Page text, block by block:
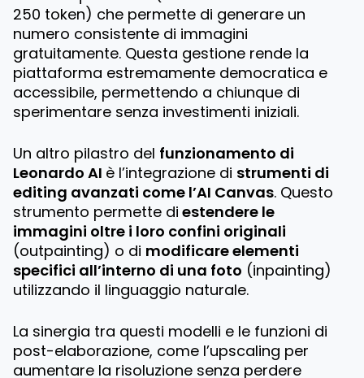
250 token) che permette di generare un
numero consistente di immagini
gratuitamente. Questa gestione rende la
piattaforma estremamente democratica e
accessibile, permettendo a chiunque di
sperimentare senza investimenti iniziali.
Un altro pilastro del funzionamento di
Leonardo AI è l’integrazione di strumenti di
editing avanzati come l’AI Canvas. Questo
strumento permette di estendere le
immagini oltre i loro confini originali
(outpainting) o di modificare elementi
specifici all’interno di una foto (inpainting)
utilizzando il linguaggio naturale.
La sinergia tra questi modelli e le funzioni di
post-elaborazione, come l’upscaling per
aumentare la risoluzione senza perdere